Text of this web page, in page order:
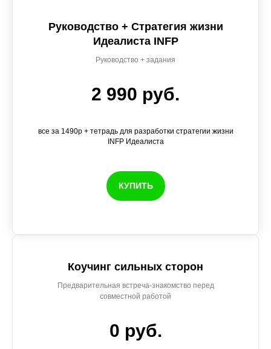
Руководство + Стратегия жизни
Идеалиста INFP
Руководство + задания
2 990 руб.
все за 1490р + тетрадь для разработки стратегии жизни
INFP Идеалиста
КУПИТЬ
Коучинг сильных сторон
Предварительная встреча-знакомство перед
совместной работой
0 руб.